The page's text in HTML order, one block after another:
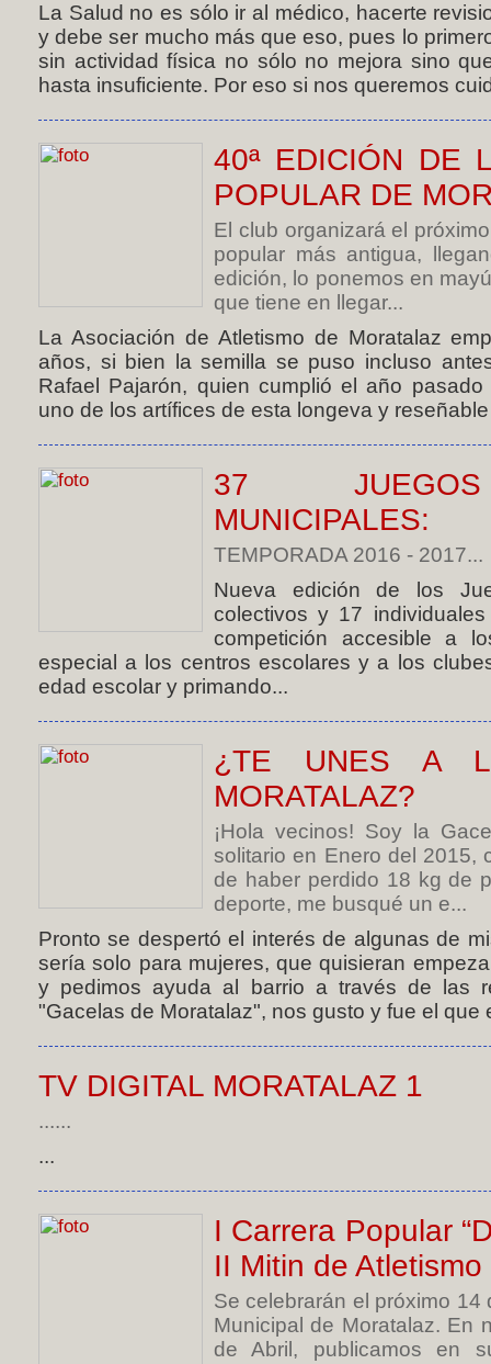
La Salud no es sólo ir al médico, hacerte
y debe ser mucho más que eso, pues lo
sin actividad física no sólo no mejora sino
hasta insuficiente. Por eso si nos queremos
40ª EDICIÓN DE
POPULAR DE
El club organizará el
popular más antigua,
edición, lo ponemos en
que tiene en llegar...
La Asociación de Atletismo de Moratalaz
años, si bien la semilla se puso incluso
Rafael Pajarón, quien cumplió el año
uno de los artífices de esta longeva y
37 JUEGOS
MUNICIPALES:
TEMPORADA 2016 - 2017...
Nueva edición de los
colectivos y 17
competición accesible a
especial a los centros escolares y a los
edad escolar y primando...
¿TE UNES A
MORATALAZ?
¡Hola vecinos! Soy la
solitario en Enero del 2015,
de haber perdido 18 kg de
deporte, me busqué un e...
Pronto se despertó el interés de algunas de
sería solo para mujeres, que quisieran
y pedimos ayuda al barrio a través de las
"Gacelas de Moratalaz", nos gusto y fue el que
TV DIGITAL MORATALAZ 1
......
...
I Carrera Popular
II Mitin de
Se celebrarán el próximo
Municipal de Moratalaz. En
de Abril, publicamos en